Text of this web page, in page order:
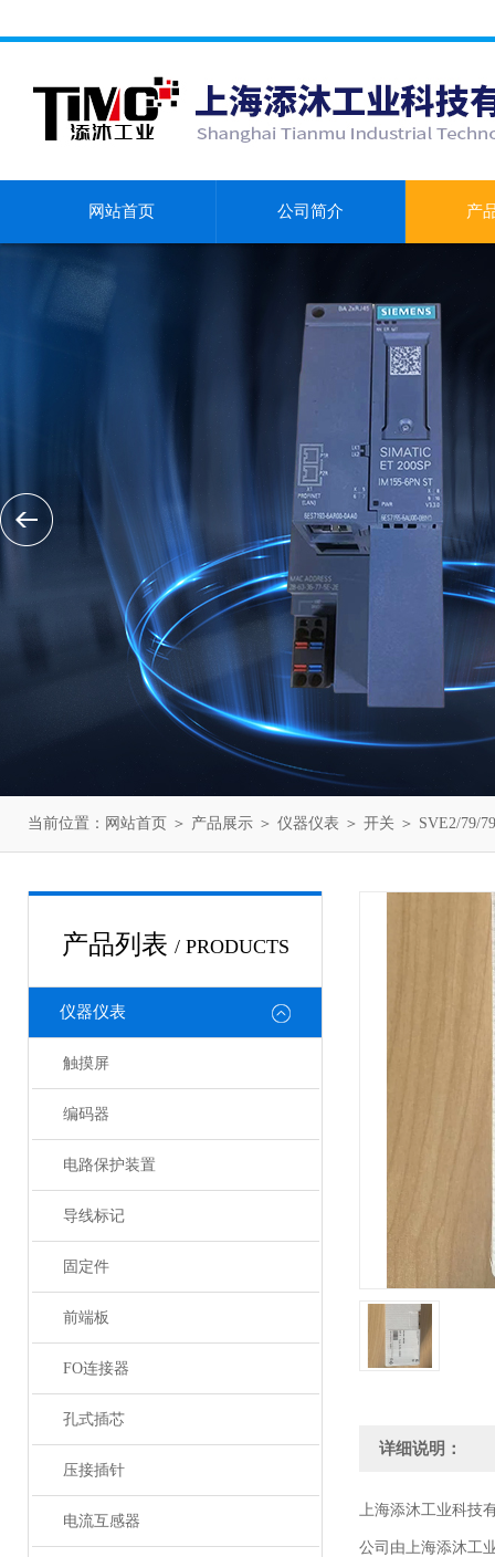
网站首页 公司简介 产
当前位置： 网站首页 ＞ 产品展示 ＞ 仪器仪表 ＞ 开关 ＞ SVE2/79/
产品列表 / PRODUCTS
仪器仪表
触摸屏
编码器
电路保护装置
导线标记
固定件
前端板
FO连接器
孔式插芯
压接插针
电流互感器
详细说明：
上海添沐工业科技
公司由上海添沐工